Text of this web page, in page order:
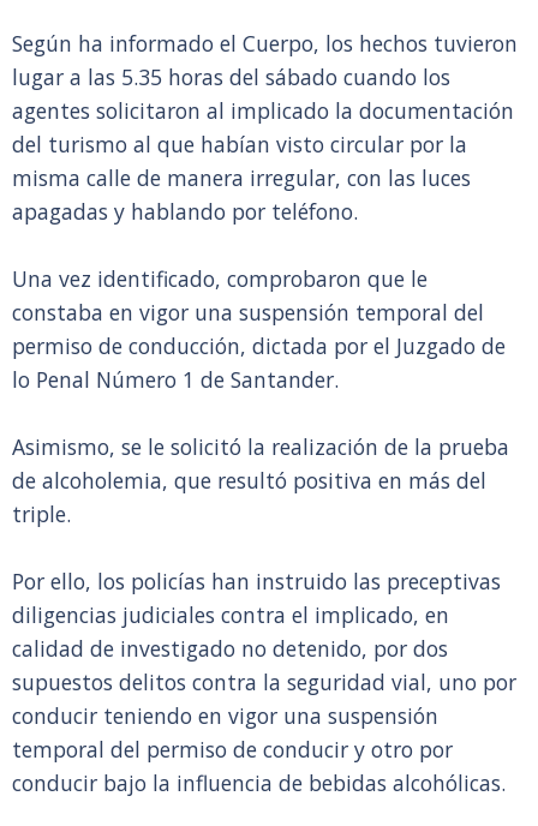
Según ha informado el Cuerpo, los hechos tuvieron
lugar a las 5.35 horas del sábado cuando los
agentes solicitaron al implicado la documentación
del turismo al que habían visto circular por la
misma calle de manera irregular, con las luces
apagadas y hablando por teléfono.
Una vez identificado, comprobaron que le
constaba en vigor una suspensión temporal del
permiso de conducción, dictada por el Juzgado de
lo Penal Número 1 de Santander.
Asimismo, se le solicitó la realización de la prueba
de alcoholemia, que resultó positiva en más del
triple.
Por ello, los policías han instruido las preceptivas
diligencias judiciales contra el implicado, en
calidad de investigado no detenido, por dos
supuestos delitos contra la seguridad vial, uno por
conducir teniendo en vigor una suspensión
temporal del permiso de conducir y otro por
conducir bajo la influencia de bebidas alcohólicas.